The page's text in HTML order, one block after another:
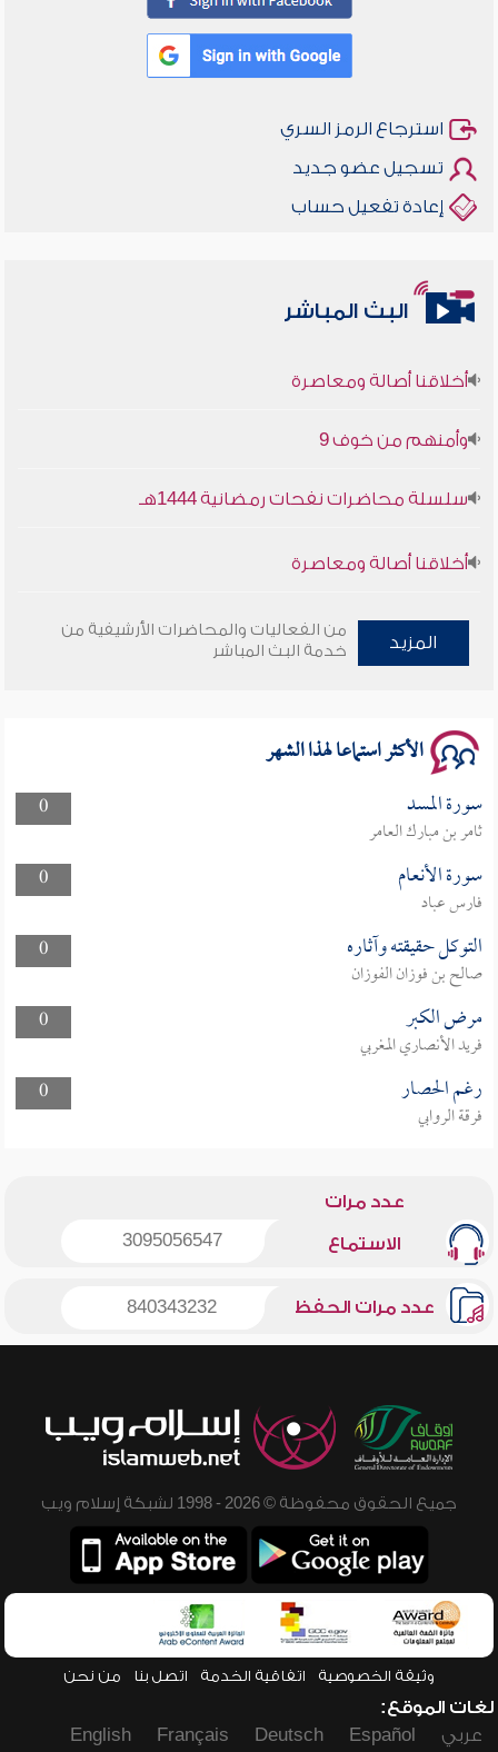
استرجاع الرمز السري
تسجيل عضو جديد
إعادة تفعيل حساب
البث المباشر
سلسلة محاضرات نفحات رمضانية 1444هـ
المزيد
من الفعاليات والمحاضرات الأرشيفية من
خدمة البث المباشر
الأكثر استماعا لهذا الشهر
0 سورة المسد
ثامر بن مبارك العامر
0
سورة الأنعام
فارس عباد
0
التوكل حقيقته وآثاره
صالح بن فوزان الفوزان
0
مرض الكبر
فريد الأنصاري المغربي
0
رغم الحصار
فرقة الروابي
عدد مرات
الاستماع 3095056547
عدد مرات الحفظ 840343232
جميع الحقوق محفوظة © 2026 - 1998 لشبكة إسلام ويب
وثيقة الخصوصية اتفاقية الخدمة اتصل بنا من نحن
لغات الموقع:
عربي
Español
Deutsch
Français
English